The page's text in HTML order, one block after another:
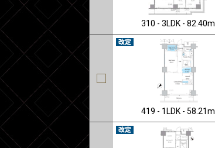
310 - 3LDK - 82.40m
419 - 1LDK - 58.21m